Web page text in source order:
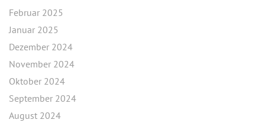
Februar 2025
Januar 2025
Dezember 2024
November 2024
Oktober 2024
September 2024
August 2024